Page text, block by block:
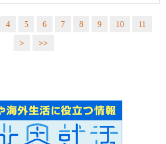
4 5 6 7 8 9 10
11
>
>>